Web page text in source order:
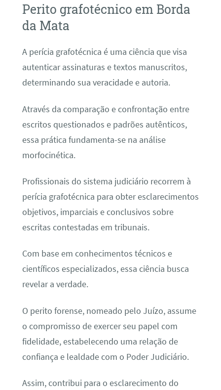
Perito grafotécnico em Borda
da Mata
A perícia grafotécnica é uma ciência que visa
autenticar assinaturas e textos manuscritos,
determinando sua veracidade e autoria.
Através da comparação e confrontação entre
escritos questionados e padrões autênticos,
essa prática fundamenta-se na análise
morfocinética.
Profissionais do sistema judiciário recorrem à
perícia grafotécnica para obter esclarecimentos
objetivos, imparciais e conclusivos sobre
escritas contestadas em tribunais.
Com base em conhecimentos técnicos e
científicos especializados, essa ciência busca
revelar a verdade.
O perito forense, nomeado pelo Juízo, assume
o compromisso de exercer seu papel com
fidelidade, estabelecendo uma relação de
confiança e lealdade com o Poder Judiciário.
Assim, contribui para o esclarecimento do